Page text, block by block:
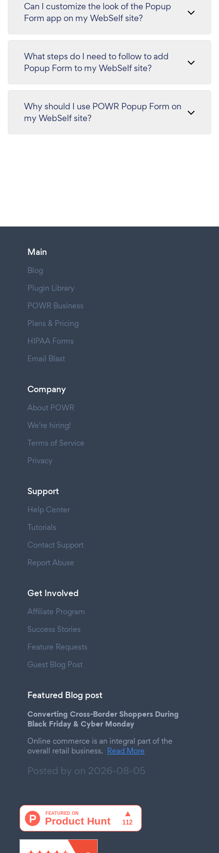
Can I customize the look of the Popup
Form app on my WebSelf site?
What steps do I need to follow to add
Popup Form to my WebSelf site?
Why should I use POWR Popup Form on
my WebSelf site?
Main
Blog
Plugin Library
POWR Business
Plans & Pricing
HIPAA Forms
Email Blast
Company
About POWR
We're hiring!
Terms of Service
Privacy
Support
Help Center
Tutorials
Contact Support
Report Abuse
Get Involved
Affiliate Program
Success Stories
Feature Requests
Guest Blog Post
Featured Blog post
Converting Cross-Border Shoppers During
Black Friday & Cyber Monday
Online commerce is an integral part of the
overall retail business. Read More
Posted by on 2026-08-05